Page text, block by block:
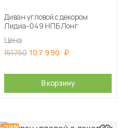
Диван угловой с декором
Лидиа-049 НПБ Лонг
Цена
151 750 107 990
В корзину